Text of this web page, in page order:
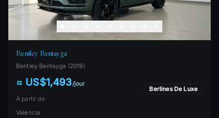
Bentley Bentayga
Bentley Bentayga (2019)
≈ US$1,493/jour
À partir de
Berlines De Luxe
Valencia